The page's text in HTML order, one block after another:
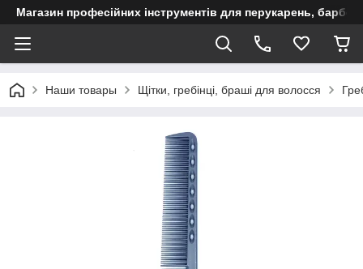
Магазин професійних інструментів для перукарень,
Наши товары Щітки, гребінці, браші для волосся